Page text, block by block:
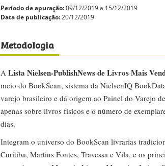
Período de apuração:09/12/2019 a 15/12/2019
Data de publicação:20/12/2019
Metodologia
A Lista Nielsen-PublishNews de Livros Mais
meio do BookScan, sistema da NielsenIQ
varejo brasileiro e dá origem ao Painel do Varejo
apenas sobre livros físicos e o número de
dias.
Integram o universo do BookScan livrarias
Curitiba, Martins Fontes, Travessa e Vila, e os